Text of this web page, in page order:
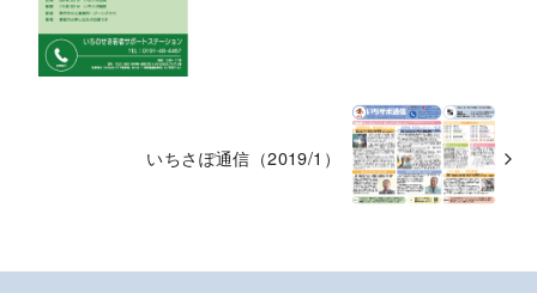
いちさぽ通信（2019/1）